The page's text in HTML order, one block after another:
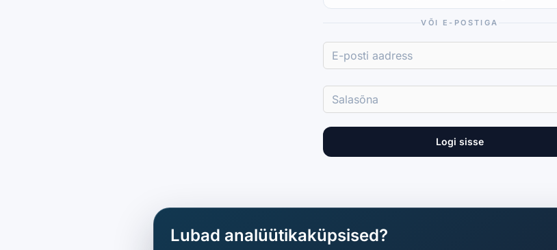
VÕI E-POSTIGA
Logi sisse
Lubad analüütikaküpsised?